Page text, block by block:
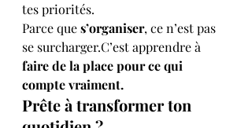
tes priorités.
Parce que s’organiser, ce n’est pas
se surcharger.C’est apprendre à
faire de la place pour ce qui
compte vraiment.
Prête à transformer ton